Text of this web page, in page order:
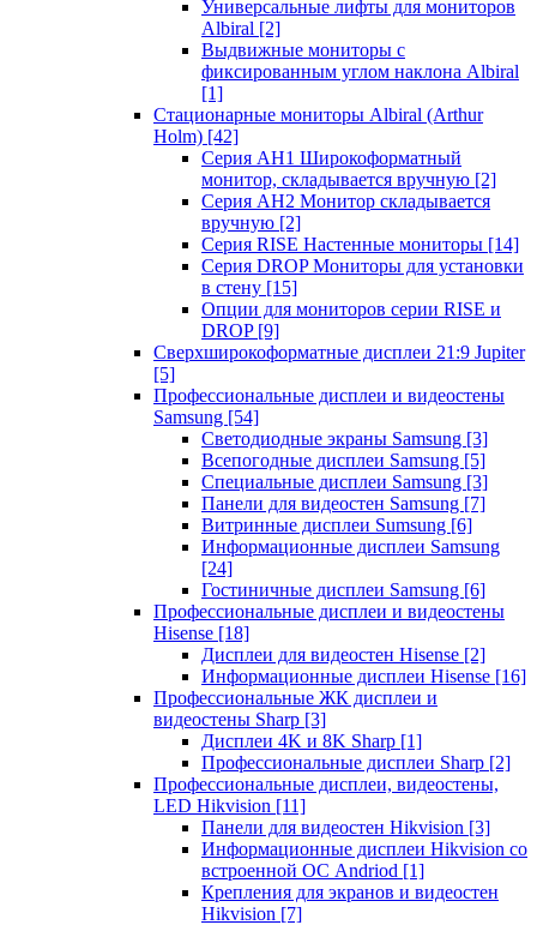
Универсальные лифты для мониторов
Albiral [2]
Выдвижные мониторы с
фиксированным углом наклона Albiral
[1]
Стационарные мониторы Albiral (Arthur
Holm) [42]
Серия AH1 Широкоформатный
монитор, складывается вручную [2]
Серия AH2 Монитор складывается
вручную [2]
Серия RISE Настенные мониторы [14]
Серия DROP Мониторы для установки
в стену [15]
Опции для мониторов серии RISE и
DROP [9]
Сверхширокоформатные дисплеи 21:9 Jupiter
[5]
Профессиональные дисплеи и видеостены
Samsung [54]
Светодиодные экраны Samsung [3]
Всепогодные дисплеи Samsung [5]
Специальные дисплеи Samsung [3]
Панели для видеостен Samsung [7]
Витринные дисплеи Sumsung [6]
Информационные дисплеи Samsung
[24]
Гостиничные дисплеи Samsung [6]
Профессиональные дисплеи и видеостены
Hisense [18]
Дисплеи для видеостен Hisense [2]
Информационные дисплеи Hisense [16]
Профессиональные ЖК дисплеи и
видеостены Sharp [3]
Дисплеи 4K и 8K Sharp [1]
Профессиональные дисплеи Sharp [2]
Профессиональные дисплеи, видеостены,
LED Hikvision [11]
Панели для видеостен Hikvision [3]
Информационные дисплеи Hikvision со
встроенной ОС Andriod [1]
Крепления для экранов и видеостен
Hikvision [7]